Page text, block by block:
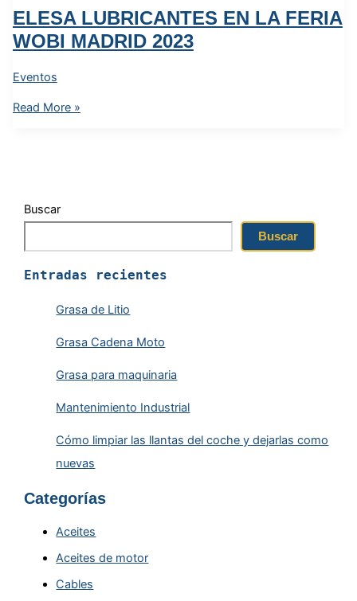
ELESA LUBRICANTES EN LA FERIA
WOBI MADRID 2023
Eventos
Read More »
Buscar
Buscar
Entradas recientes
Grasa de Litio
Grasa Cadena Moto
Grasa para maquinaria
Mantenimiento Industrial
Cómo limpiar las llantas del coche y dejarlas como
nuevas
Categorías
Aceites
Aceites de motor
Cables